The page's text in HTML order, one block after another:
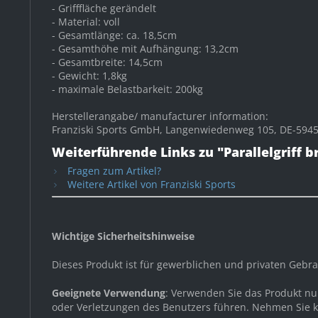
- Grifffläche gerändelt
- Material: voll
- Gesamtlänge: ca. 18,5cm
- Gesamthöhe mit Aufhängung: 13,2cm
- Gesamtbreite: 14,5cm
- Gewicht: 1,8kg
- maximale Belastbarkeit: 200kg
Herstellerangabe/ manufacturer information:
Franziski Sports GmbH, Langenwiedenweg 105, DE-
Weiterführende Links zu "Parallelgriff
Fragen zum Artikel?
Weitere Artikel von Franziski Sports
Wichtige Sicherheitshinweise
Dieses Produkt ist für gewerblichen und privaten
Geeignete Verwendung: Verwenden Sie das Produkt
oder Verletzungen des Benutzers führen. Nehmen Sie